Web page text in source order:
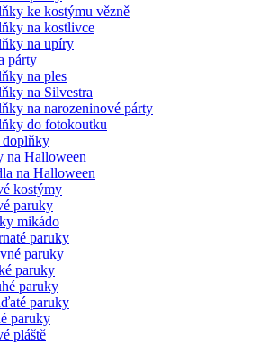
ke kostýmu vězně
na kostlivce
na upíry
párty
na ples
na Silvestra
na narozeninové párty
do fotokoutku
na Halloween
na Halloween
kostýmy
paruky
mikádo
paruky
paruky
paruky
paruky
paruky
paruky
pláště